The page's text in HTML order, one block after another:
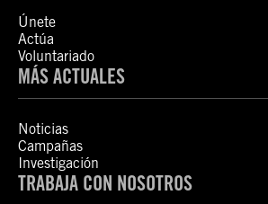
Únete
Actúa
Voluntariado
MÁS ACTUALES
Noticias
Campañas
Investigación
TRABAJA CON NOSOTROS